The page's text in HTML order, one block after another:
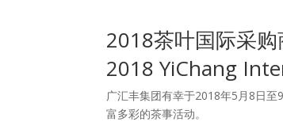
2018茶叶国际采
2018 YiChang
广汇丰集团有幸于2018年5月8日
富多彩的茶事活动。